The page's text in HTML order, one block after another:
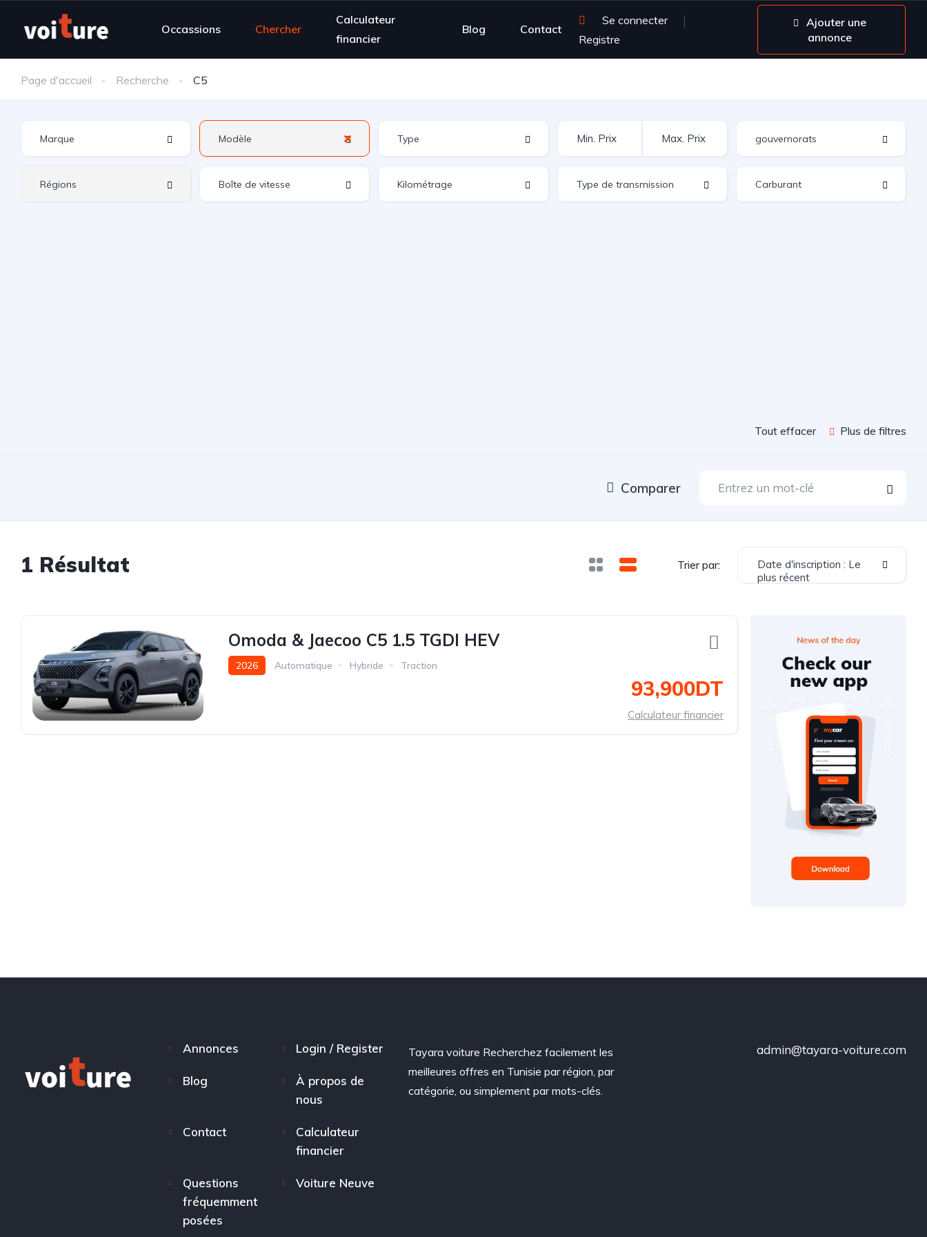
Occassions Chercher
Calculateur
financier
Blog Contact
Se connecter
Registre
Ajouter une
annonce
Page d'accueil Recherche C5
Tout effacer Plus de filtres
Comparer
1 Résultat Trier par:
Date d'inscription : Le
plus récent
1
Omoda & Jaecoo C5 1.5 TGDI HEV
2026 Automatique Hybride Traction
93,900DT
Calculateur financier
Annonces Login / Register
Blog
À propos de
nous
Contact
Calculateur
financier
Questions
fréquemment
posées
Voiture Neuve
Tayara voiture Recherchez facilement les
meilleures offres en Tunisie par région, par
catégorie, ou simplement par mots-clés.
admin@tayara-voiture.com